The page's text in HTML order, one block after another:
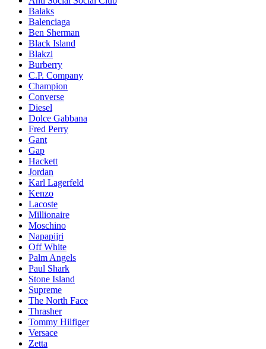
Balaks
Balenciaga
Ben Sherman
Black Island
Blakzi
Burberry
C.P. Company
Champion
Converse
Diesel
Dolce Gabbana
Fred Perry
Gant
Gap
Hackett
Jordan
Karl Lagerfeld
Kenzo
Lacoste
Millionaire
Moschino
Napapijri
Off White
Palm Angels
Paul Shark
Stone Island
Supreme
The North Face
Thrasher
Tommy Hilfiger
Versace
Zetta